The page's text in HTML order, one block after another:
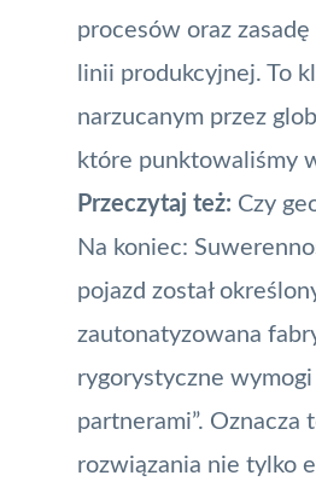
procesów oraz
linii produkcyjnej. To
narzucanym przez
które punktowaliśmy
Przeczytaj też: Czy
Na koniec:
pojazd został
zautonatyzowana
rygorystyczne
partnerami”. Oznacza
rozwiązania nie tylko